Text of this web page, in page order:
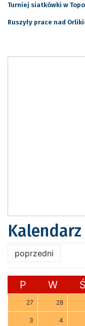
Turniej siatkówki w
Ruszyły prace nad
poprzedni
P W Ś
27 28
3 4